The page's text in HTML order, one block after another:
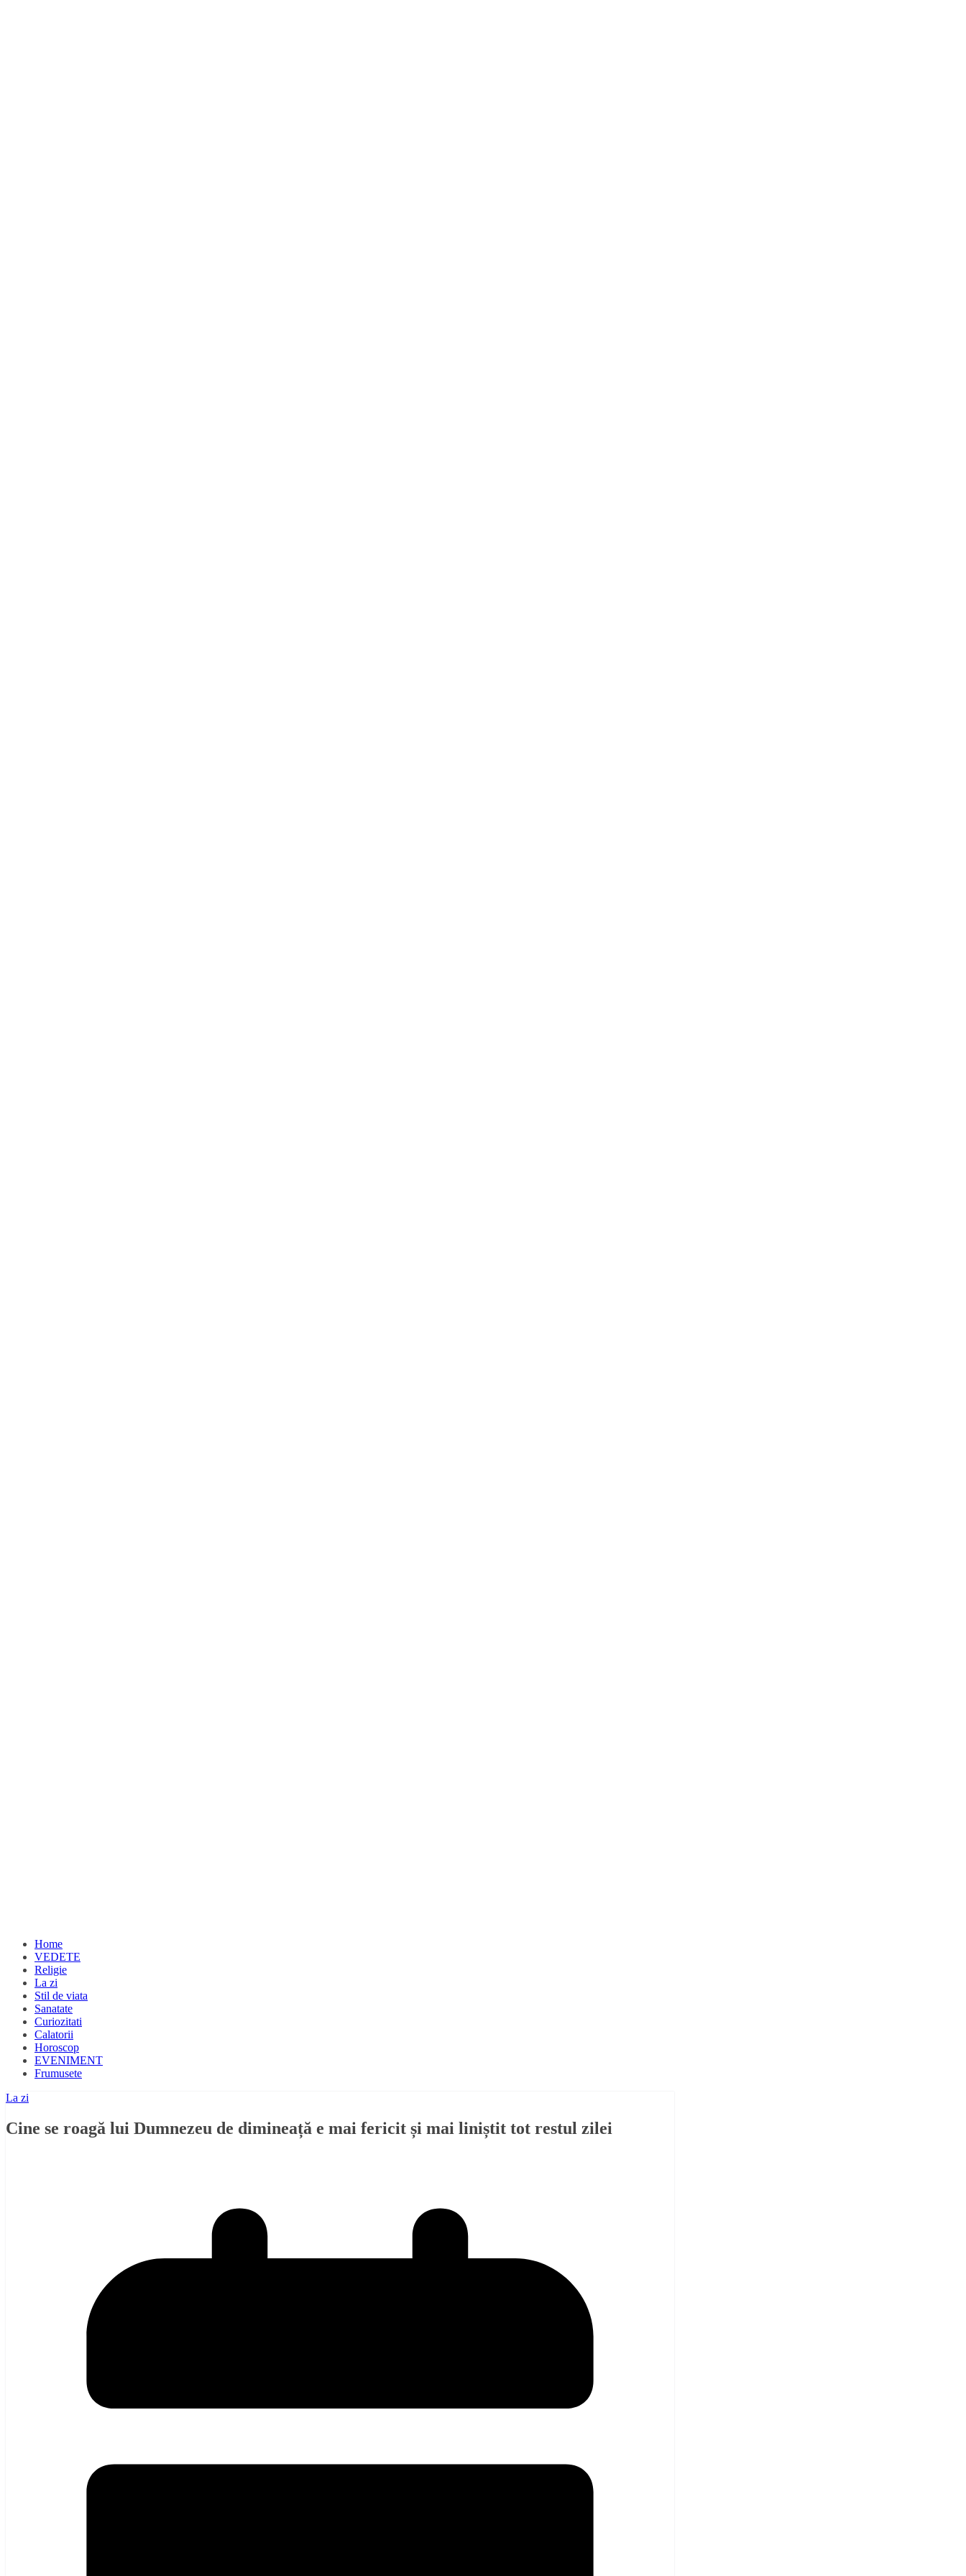
Home
VEDETE
Religie
La zi
Stil de viata
Sanatate
Curiozitati
Calatorii
Horoscop
EVENIMENT
Frumusete
La zi
Cine se roagă lui Dumnezeu de dimineață e mai fericit și mai liniștit tot restul zilei